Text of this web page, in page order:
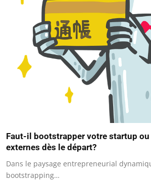
Faut-il bootstrapper votre startup
externes dès le départ?
Dans le paysage entrepreneurial
bootstrapping…